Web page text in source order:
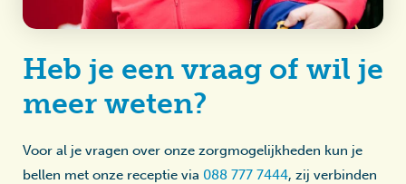
Heb je een vraag of wil je
meer weten?
Voor al je vragen over onze zorgmogelijkheden kun je
bellen met onze receptie via 088 777 7444, zij verbinden